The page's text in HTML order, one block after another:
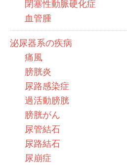
閉塞性動脈硬化症
血管腫
泌尿器系の疾病
痛風
膀胱炎
尿路感染症
過活動膀胱
膀胱がん
尿管結石
尿路結石
尿崩症